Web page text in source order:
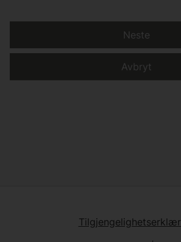
Avbryt
Neste